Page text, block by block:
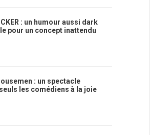
: un humour aussi dark
pour un concept inattendu
: un spectacle
les comédiens à la joie